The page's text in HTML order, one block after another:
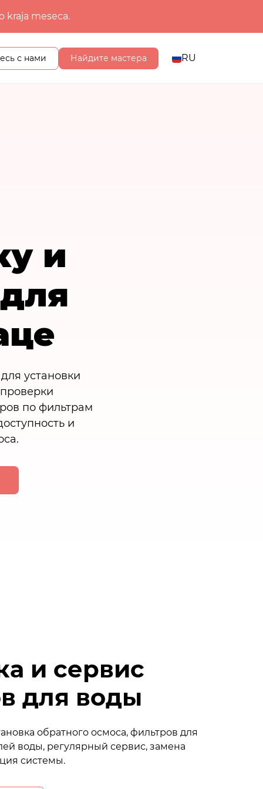
kraja meseca.
с нами Найдите мастера RU
и
установки
по фильтрам
и
и сервис
для воды
обратного осмоса, фильтров для
воды, регулярный сервис, замена
системы.